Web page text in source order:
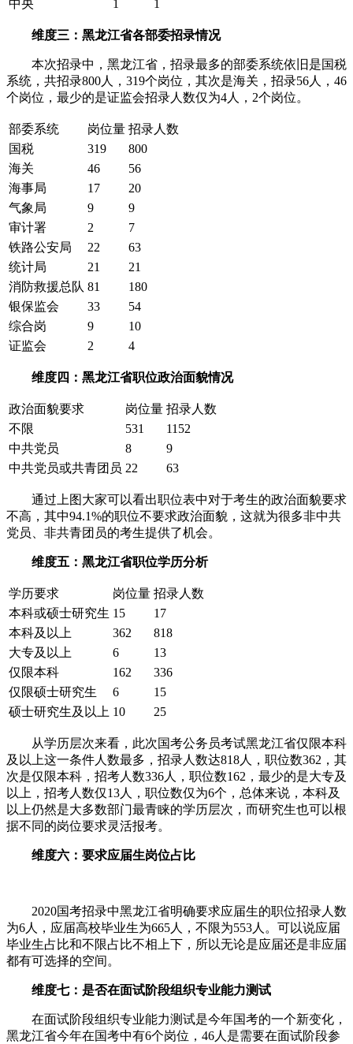
中央 1 1
维度三：黑龙江省各部委招录情况
本次招录中，黑龙江省，招录最多的部委系统依旧是国税
系统，共招录800人，319个岗位，其次是海关，招录56人，46
个岗位，最少的是证监会招录人数仅为4人，2个岗位。
部委系统 岗位量 招录人数
国税
319
800
海关
46
56
海事局
17
20
气象局
9
9
审计署
2
7
铁路公安局
22
63
统计局
21
21
消防救援总队 81
180
银保监会
33
54
综合岗
9
10
证监会
2 4
维度四：黑龙江省职位政治面貌情况
政治面貌要求 岗位量 招录人数
不限
531
1152
中共党员
8
9
中共党员或共青团员 22 63
通过上图大家可以看出职位表中对于考生的政治面貌要求
不高，其中94.1%的职位不要求政治面貌，这就为很多非中共
党员、非共青团员的考生提供了机会。
维度五：黑龙江省职位学历分析
学历要求 岗位量 招录人数
本科或硕士研究生 15
17
本科及以上
362
818
大专及以上
6
13
仅限本科
162
336
仅限硕士研究生
6
15
硕士研究生及以上 10 25
从学历层次来看，此次国考公务员考试黑龙江省仅限本科
及以上这一条件人数最多，招录人数达818人，职位数362，其
次是仅限本科，招考人数336人，职位数162，最少的是大专及
以上，招考人数仅13人，职位数仅为6个，总体来说，本科及
以上仍然是大多数部门最青睐的学历层次，而研究生也可以根
据不同的岗位要求灵活报考。
维度六：要求应届生岗位占比
2020国考招录中黑龙江省明确要求应届生的职位招录人数
为6人，应届高校毕业生为665人，不限为553人。可以说应届
毕业生占比和不限占比不相上下，所以无论是应届还是非应届
都有可选择的空间。
维度七：是否在面试阶段组织专业能力测试
在面试阶段组织专业能力测试是今年国考的一个新变化，
黑龙江省今年在国考中有6个岗位，46人是需要在面试阶段参